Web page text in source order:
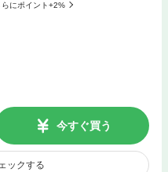
にポイント+2%
今すぐ買う
ックする